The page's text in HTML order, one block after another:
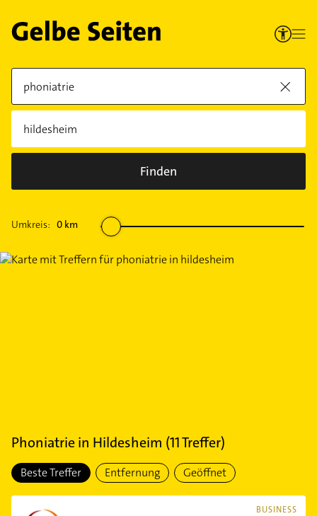
Finden
Umkreis: 0 km
Phoniatriein Hildesheim (11Treffer)
Beste Treffer Entfernung Geöffnet
BUSINESS